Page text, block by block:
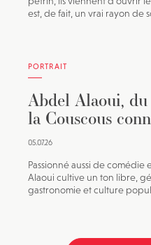
est, de fait, un vrai rayon de
PORTRAIT
Abdel Alaoui,
la Couscous
05.07.26
Passionné aussi de
Alaoui cultive un ton libre,
gastronomie et culture